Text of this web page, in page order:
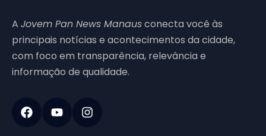
A Jovem Pan News Manausconecta você às
principais notícias e acontecimentos da cidade,
com foco em transparência, relevância e
informação de qualidade.